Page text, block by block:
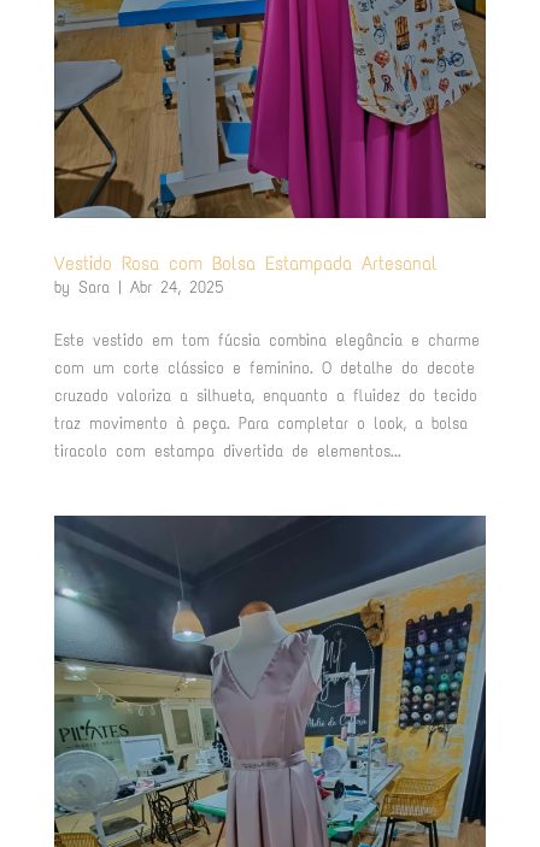
Vestido Rosa com Bolsa Estampada Artesanal
by Sara| Abr 24, 2025
Este vestido em tom fúcsia combina elegância e charme
com um corte clássico e feminino. O detalhe do decote
cruzado valoriza a silhueta, enquanto a fluidez do tecido
traz movimento à peça. Para completar o look, a bolsa
tiracolo com estampa divertida de elementos...